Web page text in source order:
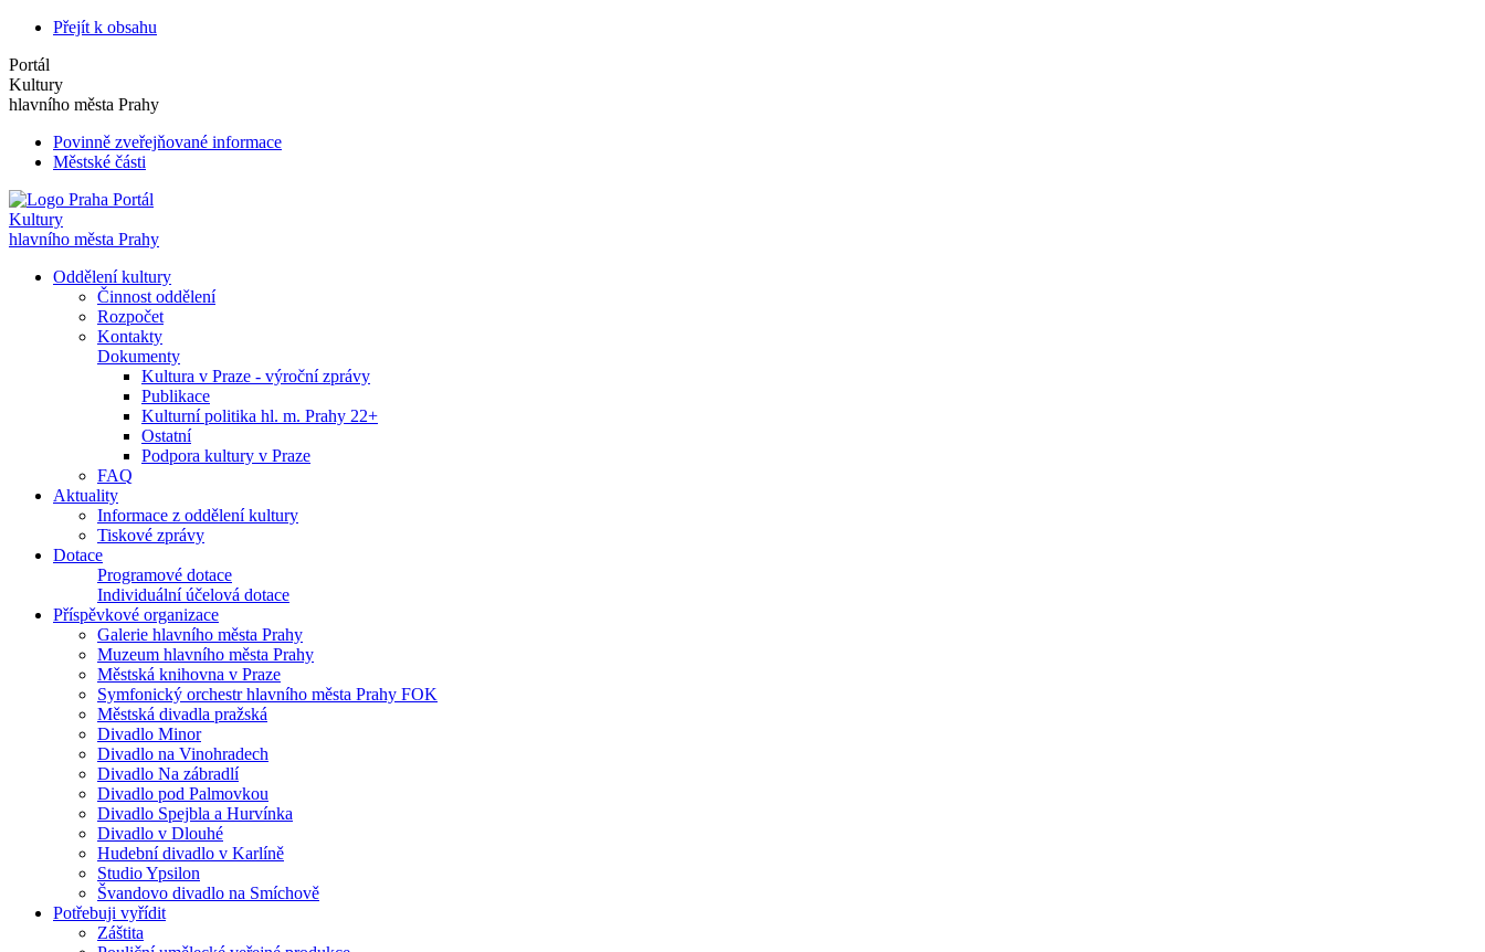
Přejít k obsahu
Portál
Kultury
hlavního města Prahy
Povinně zveřejňované informace
Městské části
Portál
Kultury
hlavního města Prahy
Oddělení kultury
Činnost oddělení
Rozpočet
Kontakty
Dokumenty
Kultura v Praze - výroční zprávy
Publikace
Kulturní politika hl. m. Prahy 22+
Ostatní
Podpora kultury v Praze
FAQ
Aktuality
Informace z oddělení kultury
Tiskové zprávy
Dotace
Programové dotace
Individuální účelová dotace
Příspěvkové organizace
Galerie hlavního města Prahy
Muzeum hlavního města Prahy
Městská knihovna v Praze
Symfonický orchestr hlavního města Prahy FOK
Městská divadla pražská
Divadlo Minor
Divadlo na Vinohradech
Divadlo Na zábradlí
Divadlo pod Palmovkou
Divadlo Spejbla a Hurvínka
Divadlo v Dlouhé
Hudební divadlo v Karlíně
Studio Ypsilon
Švandovo divadlo na Smíchově
Potřebuji vyřídit
Záštita